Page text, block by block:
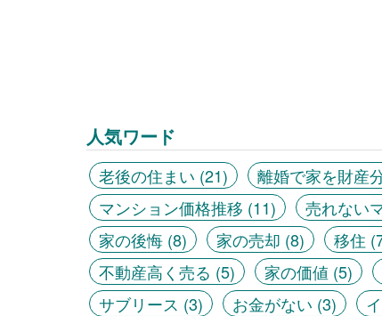
人気ワード
老後の住まい (21) 離婚で家を財産
マンション価格推移 (11) 売れない
家の後悔 (8) 家の売却 (8) 移住
不動産高く売る (5) 家の価値 (5)
サブリース (3) お金がない (3)